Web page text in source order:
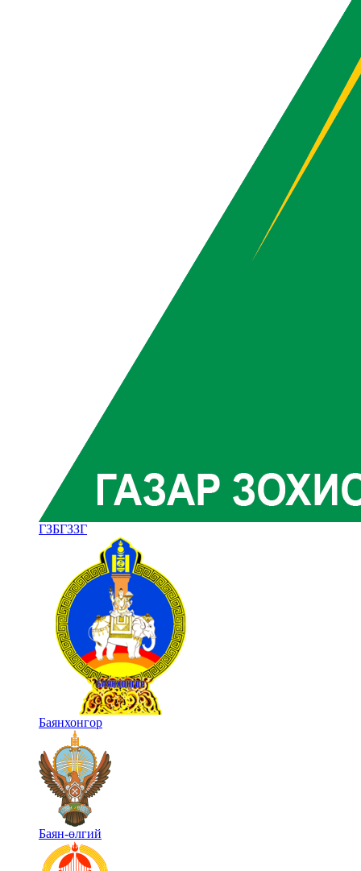
ГЗБГЗЗГ
Баянхонгор
Баян-өлгий